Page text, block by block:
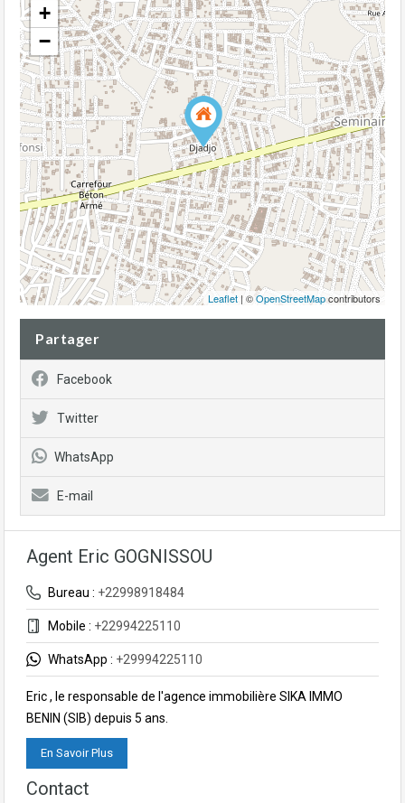
+
−
Leaflet | ©OpenStreetMapcontributors
Partager
Facebook
Twitter
WhatsApp
E-mail
Agent Eric GOGNISSOU
Bureau : +22998918484
Mobile : +22994225110
WhatsApp : +29994225110
Eric , le responsable de l'agence immobilière SIKA IMMO
BENIN (SIB) depuis 5 ans.
En Savoir Plus
Contact